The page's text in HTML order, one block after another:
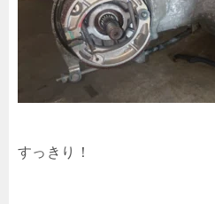
すっきり！